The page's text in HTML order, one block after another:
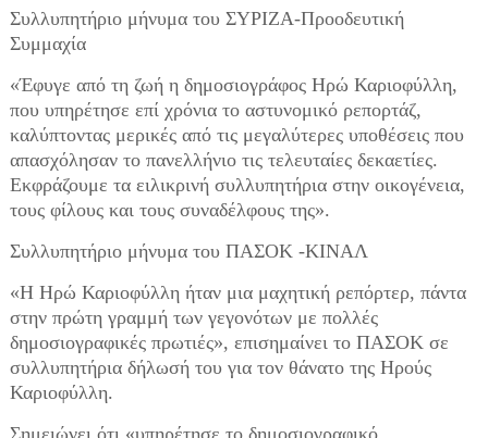
Συλλυπητήριο μήνυμα του ΣΥΡΙΖΑ-Προοδευτική
Συμμαχία
«Έφυγε από τη ζωή η δημοσιογράφος Ηρώ Καριοφύλλη,
που υπηρέτησε επί χρόνια το αστυνομικό ρεπορτάζ,
καλύπτοντας μερικές από τις μεγαλύτερες υποθέσεις που
απασχόλησαν το πανελλήνιο τις τελευταίες δεκαετίες.
Εκφράζουμε τα ειλικρινή συλλυπητήρια στην οικογένεια,
τους φίλους και τους συναδέλφους της».
Συλλυπητήριο μήνυμα του ΠΑΣΟΚ -ΚΙΝΑΛ
«Η Ηρώ Καριοφύλλη ήταν μια μαχητική ρεπόρτερ, πάντα
στην πρώτη γραμμή των γεγονότων με πολλές
δημοσιογραφικές πρωτιές», επισημαίνει το ΠΑΣΟΚ σε
συλλυπητήρια δήλωσή του για τον θάνατο της Ηρούς
Καριοφύλλη.
Σημειώνει ότι «υπηρέτησε το δημοσιογραφικό